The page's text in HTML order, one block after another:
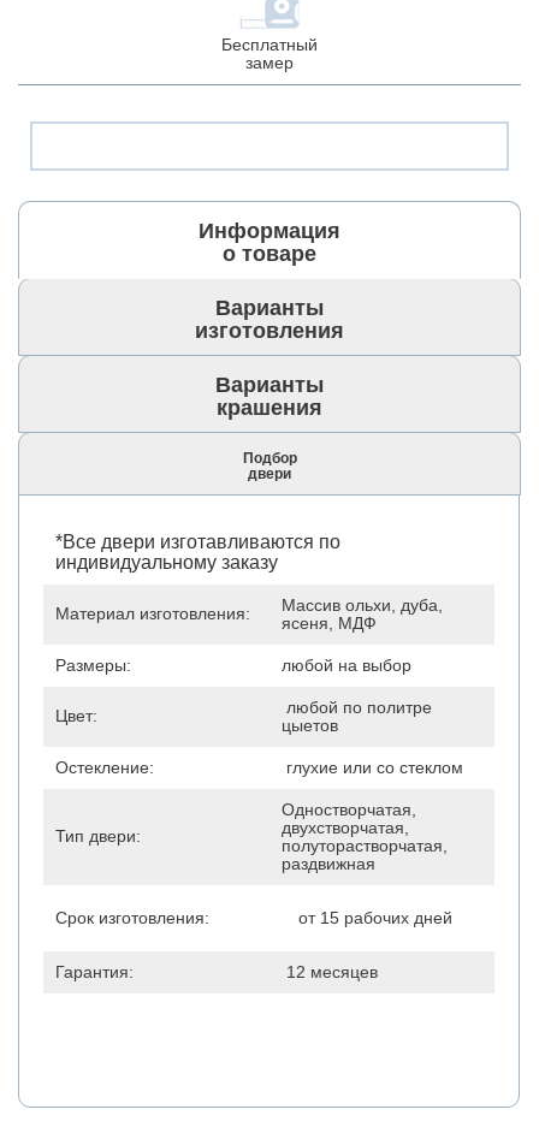
Бесплатный
замер
Информация
о товаре
Варианты
изготовления
Варианты
крашения
Подбор
двери
*Все двери изготавливаются по
индивидуальному заказу
Материал изготовления:
Массив ольхи, дуба,
ясеня, МДФ
Размеры: любой на выбор
Цвет:
любой по политре
цыетов
Остекление: глухие или со стеклом
Тип двери:
Одностворчатая,
двухстворчатая,
полуторастворчатая,
раздвижная
Срок изготовления: от 15 рабочих дней
Гарантия: 12 месяцев